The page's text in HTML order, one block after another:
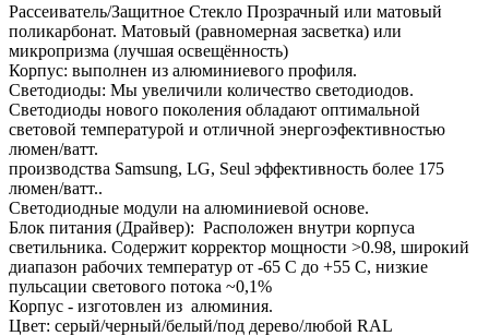
Рассеиватель/Защитное Стекло Прозрачный или матовый
поликарбонат. Матовый (равномерная засветка) или
микропризма (лучшая освещённость)
Корпус: выполнен из алюминиевого профиля.
Светодиоды: Мы увеличили количество светодиодов.
Светодиоды нового поколения обладают оптимальной
световой температурой и отличной энергоэфективностью
люмен/ватт.
производства Samsung, LG, Seul эффективность более 175
люмен/ватт..
Светодиодные модули на алюминиевой основе.
Блок питания (Драйвер): Расположен внутри корпуса
светильника. Содержит корректор мощности >0.98, широкий
диапазон рабочих температур от -65 С до +55 С, низкие
пульсации светового потока ~0,1%
Корпус - изготовлен из алюминия.
Цвет: серый/черный/белый/под дерево/любой RAL